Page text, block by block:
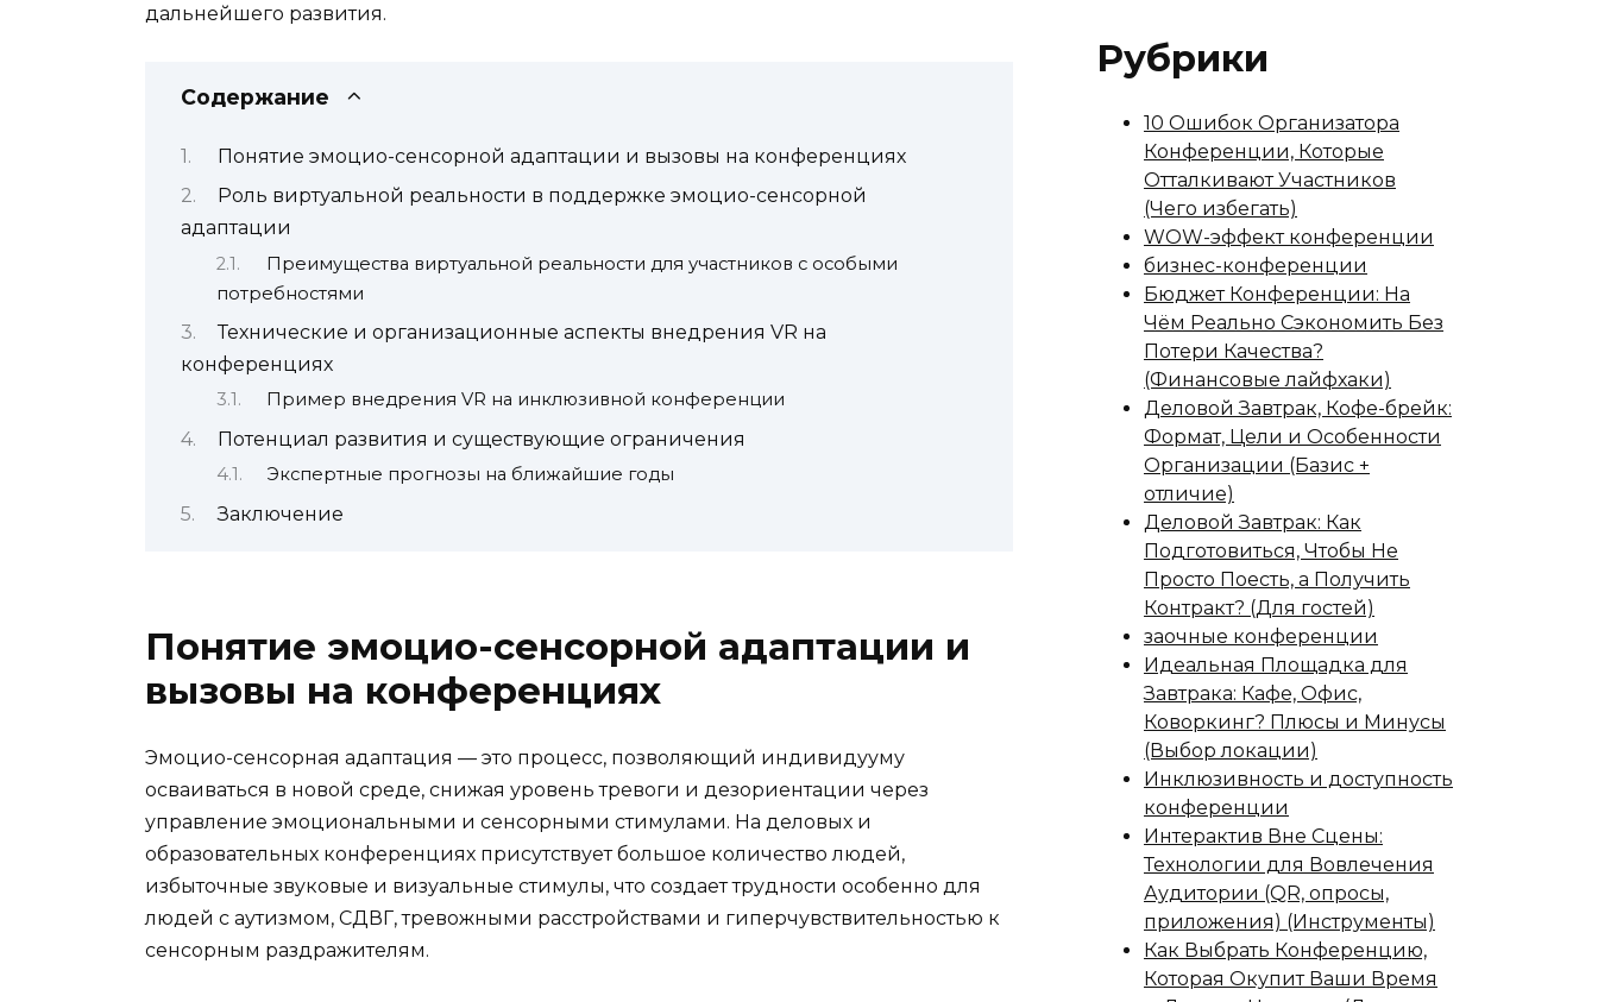
дальнейшего развития.
Содержание
Понятие эмоцио-сенсорной адаптации и вызовы на конференциях
Роль виртуальной реальности в поддержке эмоцио-сенсорной
адаптации
Преимущества виртуальной реальности для участников с особыми
потребностями
Технические и организационные аспекты внедрения VR на
конференциях
Пример внедрения VR на инклюзивной конференции
Потенциал развития и существующие ограничения
Экспертные прогнозы на ближайшие годы
Заключение
Понятие эмоцио-сенсорной адаптации и
вызовы на конференциях
Эмоцио-сенсорная адаптация — это процесс, позволяющий индивидууму
осваиваться в новой среде, снижая уровень тревоги и дезориентации через
управление эмоциональными и сенсорными стимулами. На деловых и
образовательных конференциях присутствует большое количество людей,
избыточные звуковые и визуальные стимулы, что создает трудности особенно для
людей с аутизмом, СДВГ, тревожными расстройствами и гиперчувствительностью к
сенсорным раздражителям.
Рубрики
10 Ошибок Организатора
Конференции, Которые
Отталкивают Участников
(Чего избегать)
WOW-эффект конференции
бизнес-конференции
Бюджет Конференции: На
Чём Реально Сэкономить Без
Потери Качества?
(Финансовые лайфхаки)
Деловой Завтрак, Кофе-брейк:
Формат, Цели и Особенности
Организации (Базис +
отличие)
Деловой Завтрак: Как
Подготовиться, Чтобы Не
Просто Поесть, а Получить
Контракт? (Для гостей)
заочные конференции
Идеальная Площадка для
Завтрака: Кафе, Офис,
Коворкинг? Плюсы и Минусы
(Выбор локации)
Инклюзивность и доступность
конференции
Интерактив Вне Сцены:
Технологии для Вовлечения
Аудитории (QR, опросы,
приложения) (Инструменты)
Как Выбрать Конференцию,
Которая Окупит Ваши Время